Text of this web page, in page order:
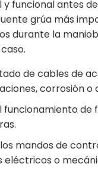
y funcional antes
grúa más
durante la
de cables de
corrosión o
de
mandos de
eléctricos o